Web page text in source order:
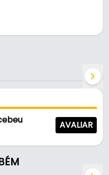
x 15 mm
de mesas,
AVALIAR